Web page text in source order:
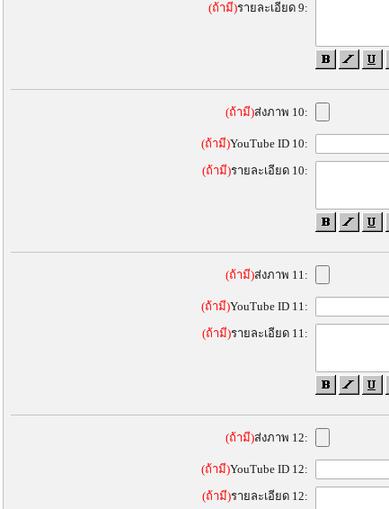
(ถ้ามี)รายละเอียด 9:
(ถ้ามี)ส่งภาพ 10:
(ถ้ามี)YouTube ID 10:
(ถ้ามี)รายละเอียด 10:
(ถ้ามี)ส่งภาพ 11:
(ถ้ามี)YouTube ID 11:
(ถ้ามี)รายละเอียด 11:
(ถ้ามี)ส่งภาพ 12:
(ถ้ามี)YouTube ID 12:
(ถ้ามี)รายละเอียด 12: